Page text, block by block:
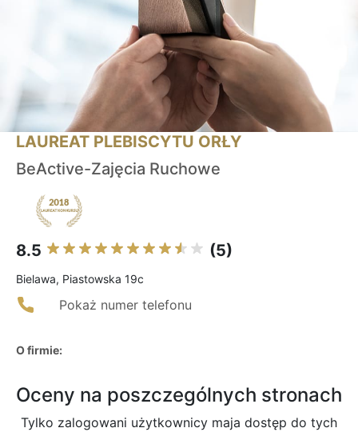
LAUREAT PLEBISCYTU ORŁY
BeActive-Zajęcia Ruchowe
8.5 (5)
Bielawa, Piastowska 19c
Pokaż numer telefonu
O firmie:
Oceny na poszczególnych stronach
Tylko zalogowani użytkownicy maja dostęp do tych